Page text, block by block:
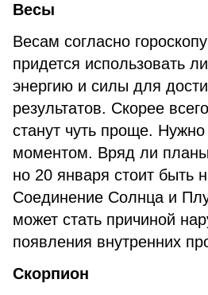
Весы
Весам согласно
придется использовать
энергию и силы для
результатов. Скорее
станут чуть проще. Нужно
моментом. Вряд ли
но 20 января стоит быть
Соединение Солнца и
может стать причиной
появления внутренних
Скорпион